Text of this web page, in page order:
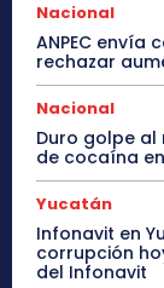
Nacional
ANPEC envía
rechazar
Nacional
Duro golpe al
de cocaína
Yucatán
Infonavit en
corrupción
del Infonavit